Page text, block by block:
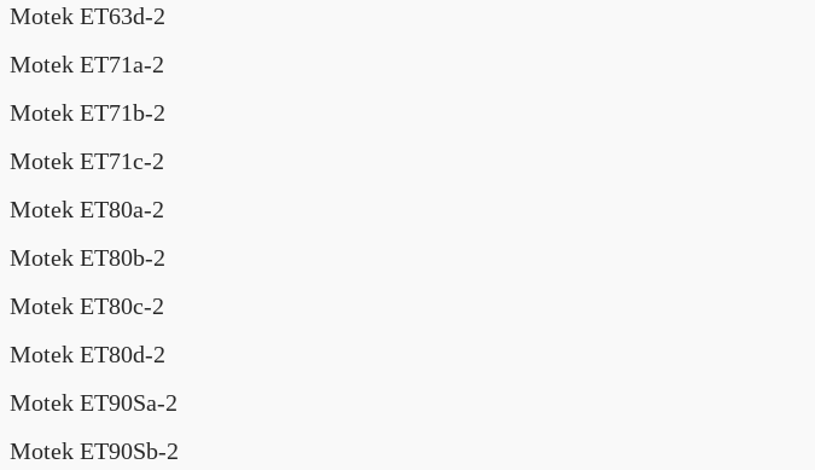
Motek ET63d-2
Motek ET71a-2
Motek ET71b-2
Motek ET71c-2
Motek ET80a-2
Motek ET80b-2
Motek ET80c-2
Motek ET80d-2
Motek ET90Sa-2
Motek ET90Sb-2